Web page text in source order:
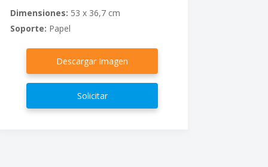
Dimensiones: 53 x 36,7 cm
Soporte: Papel
Descargar Imagen
Solicitar